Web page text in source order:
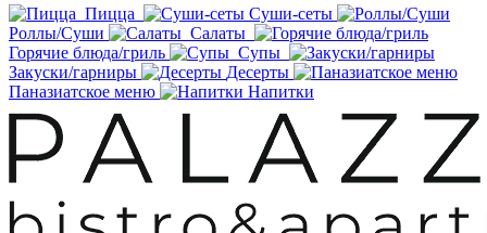
Пицца
Суши-сеты
Роллы/Суши
Салаты
Горячие блюда/гриль
Супы
Закуски/гарниры
Десерты
Паназиатское меню
Напитки